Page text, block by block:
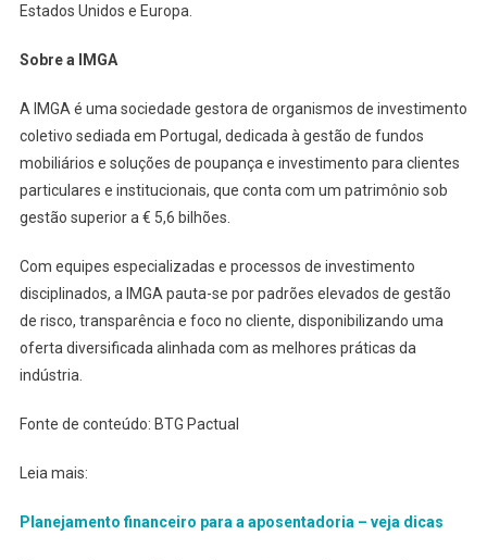
Estados Unidos e Europa.
Sobre a IMGA
A IMGA é uma sociedade gestora de organismos de investimento
coletivo sediada em Portugal, dedicada à gestão de fundos
mobiliários e soluções de poupança e investimento para clientes
particulares e institucionais, que conta com um patrimônio sob
gestão superior a € 5,6 bilhões.
Com equipes especializadas e processos de investimento
disciplinados, a IMGA pauta-se por padrões elevados de gestão
de risco, transparência e foco no cliente, disponibilizando uma
oferta diversificada alinhada com as melhores práticas da
indústria.
Fonte de conteúdo: BTG Pactual
Leia mais:
Planejamento financeiro para a aposentadoria – veja dicas